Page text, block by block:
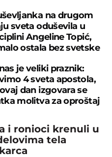
na drugom
sveta oduševila u
Angeline Topić,
ostala bez svetske
je veliki praznik:
4 sveta apostola,
dan izgovara se
molitva za oproštaj
i ronioci krenuli u
tela